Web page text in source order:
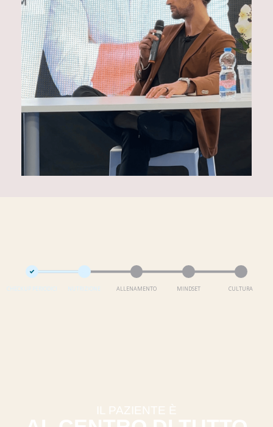
NUTRIZIONE ALLENAMENTO MINDSET CULTURA
IL PAZIENTE È